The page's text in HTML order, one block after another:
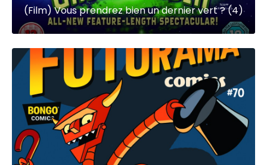
(Film) Vous prendrez bien un dernier vert ? (4)